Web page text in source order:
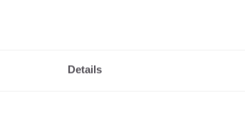
Details